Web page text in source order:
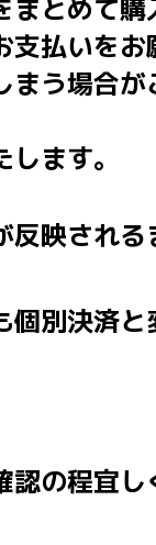
とめて
払いを
う場合が
ます。
映される
別決済と
の程宜し